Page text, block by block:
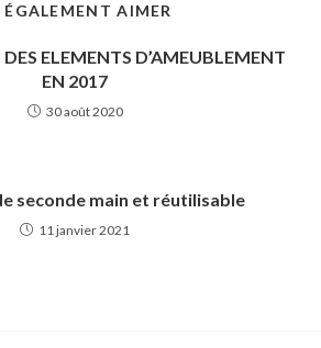
AIMER
ELEMENTS D’AMEUBLEMENT
EN 2017
30 août 2020
seconde main et réutilisable
11 janvier 2021